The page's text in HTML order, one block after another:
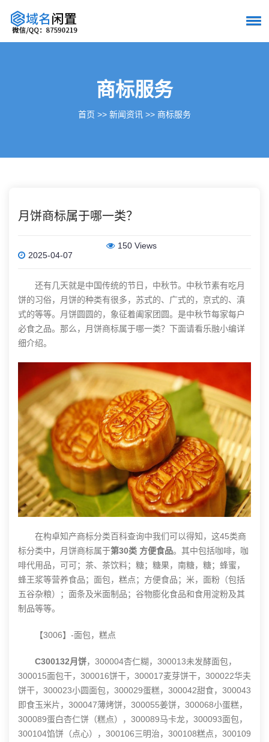
商标服务
首页 >> 新闻资讯 >> 商标服务
月饼商标属于哪一类？
2025-04-07
150 Views
还有几天就是中国传统的节日，中秋节。中秋节素有吃月
饼的习俗，月饼的种类有很多，苏式的、广式的，京式的、滇
式的等等。月饼圆圆的，象征着阖家团圆。是中秋节每家每户
必食之品。那么，月饼商标属于哪一类？下面请看乐融小编详
细介绍。
在构卓知产商标分类百科查询中我们可以得知，这45类商
标分类中，月饼商标属于第30类 方便食品。其中包括咖啡，咖
啡代用品，可可；茶、茶饮料；糖；糖果，南糖，糖；蜂蜜，
蜂王浆等营养食品；面包，糕点；方便食品；米，面粉（包括
五谷杂粮）；面条及米面制品；谷物膨化食品和食用淀粉及其
制品等等。
【3006】-面包，糕点
C300132月饼，300004杏仁糊，300013未发酵面包，
300015面包干，300016饼干，300017麦芽饼干，300022华夫
饼干，300023小圆面包，300029蛋糕，300042甜食，300043
即食玉米片，300047薄烤饼，300055姜饼，300068小蛋糕，
300089蛋白杏仁饼（糕点），300089马卡龙，300093面包，
300104馅饼（点心），300106三明治，300108糕点，300109